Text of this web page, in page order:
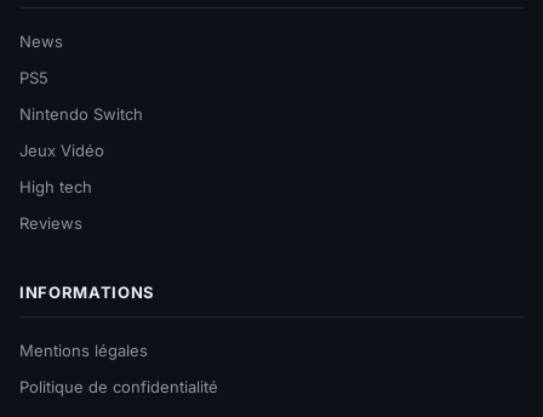
News
PS5
Nintendo Switch
Jeux Vidéo
High tech
Reviews
INFORMATIONS
Mentions légales
Politique de confidentialité